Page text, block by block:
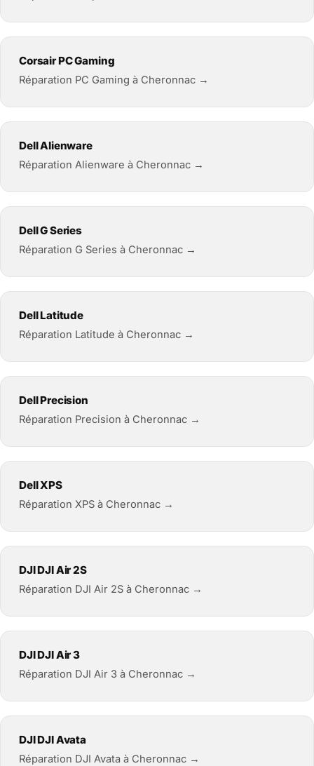
Corsair PC Gaming
Réparation PC Gaming à Cheronnac →
Dell Alienware
Réparation Alienware à Cheronnac →
Dell G Series
Réparation G Series à Cheronnac →
Dell Latitude
Réparation Latitude à Cheronnac →
Dell Precision
Réparation Precision à Cheronnac →
Dell XPS
Réparation XPS à Cheronnac →
DJI DJI Air 2S
Réparation DJI Air 2S à Cheronnac →
DJI DJI Air 3
Réparation DJI Air 3 à Cheronnac →
DJI DJI Avata
Réparation DJI Avata à Cheronnac →